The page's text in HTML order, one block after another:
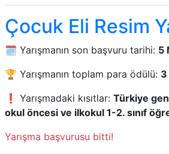
Çocuk Eli Resim
🗓️ Yarışmanın son başvuru tarihi: 5
🏆 Yarışmanın toplam para ödülü: 3
❗ Yarışmadaki kısıtlar: Türkiye
okul öncesi ve ilkokul 1-2. sınıf
Yarışma başvurusu bitti!